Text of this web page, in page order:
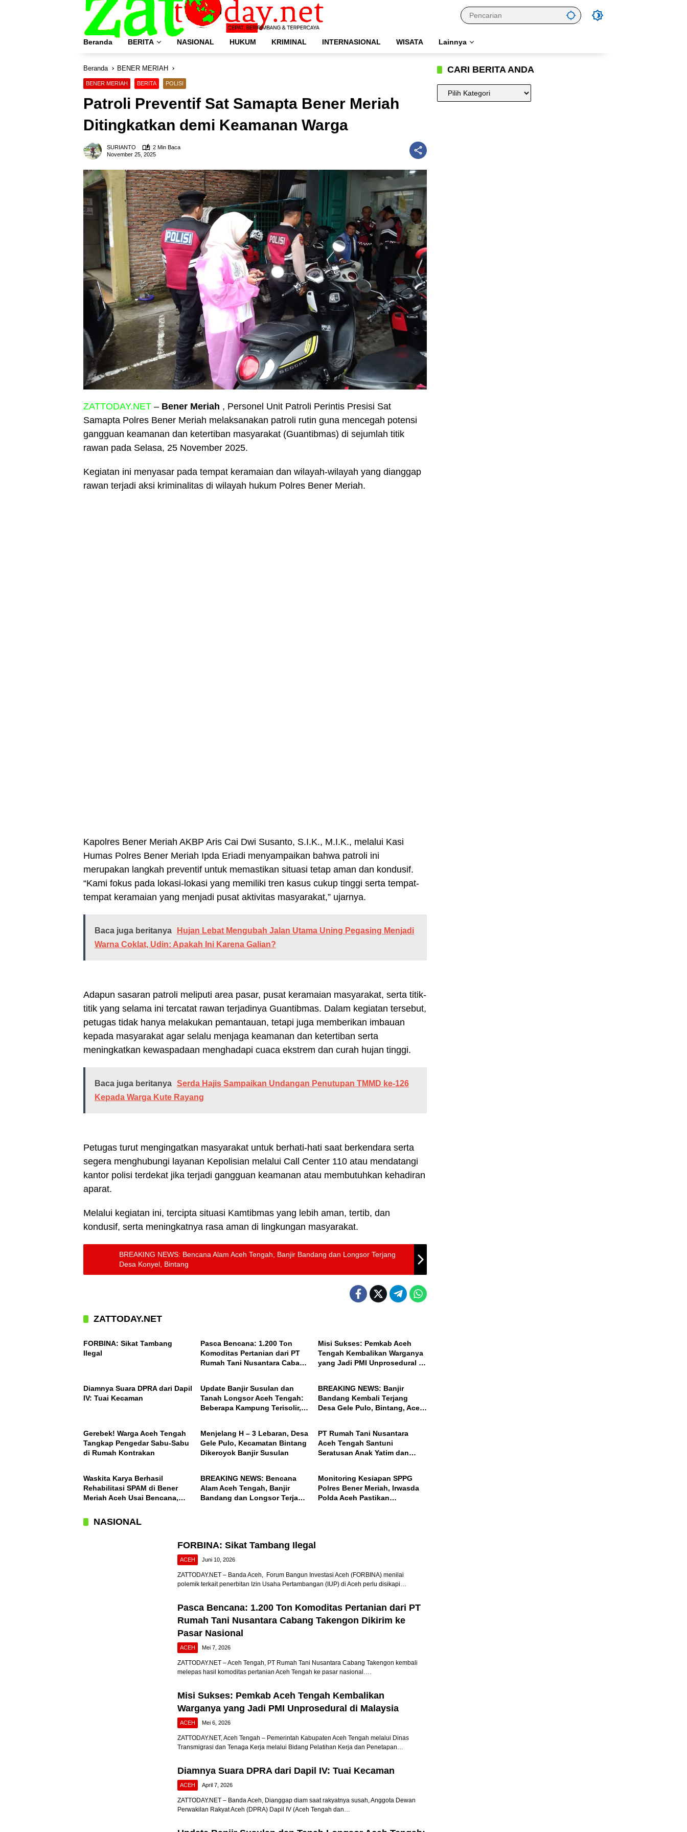
Beranda
BERITA NASIONAL HUKUM KRIMINAL INTERNASIONAL WISATA Lainnya
Beranda BENER MERIAH
BENER MERIAH BERITA POLISI
Patroli Preventif Sat Samapta Bener Meriah
Ditingkatkan demi Keamanan Warga
SURIANTO
2 Min Baca
November 25, 2025
ZATTODAY.NET – Bener Meriah , Personel Unit Patroli Perintis Presisi Sat
Samapta Polres Bener Meriah melaksanakan patroli rutin guna mencegah potensi
gangguan keamanan dan ketertiban masyarakat (Guantibmas) di sejumlah titik
rawan pada Selasa, 25 November 2025.
Kegiatan ini menyasar pada tempat keramaian dan wilayah-wilayah yang dianggap
rawan terjadi aksi kriminalitas di wilayah hukum Polres Bener Meriah.
Kapolres Bener Meriah AKBP Aris Cai Dwi Susanto, S.I.K., M.I.K., melalui Kasi
Humas Polres Bener Meriah Ipda Eriadi menyampaikan bahwa patroli ini
merupakan langkah preventif untuk memastikan situasi tetap aman dan kondusif.
“Kami fokus pada lokasi-lokasi yang memiliki tren kasus cukup tinggi serta tempat-
tempat keramaian yang menjadi pusat aktivitas masyarakat,” ujarnya.
Baca juga beritanya
Hujan Lebat Mengubah Jalan Utama Uning Pegasing Menjadi
Warna Coklat, Udin: Apakah Ini Karena Galian?
Adapun sasaran patroli meliputi area pasar, pusat keramaian masyarakat, serta titik-
titik yang selama ini tercatat rawan terjadinya Guantibmas. Dalam kegiatan tersebut,
petugas tidak hanya melakukan pemantauan, tetapi juga memberikan imbauan
kepada masyarakat agar selalu menjaga keamanan dan ketertiban serta
meningkatkan kewaspadaan menghadapi cuaca ekstrem dan curah hujan tinggi.
Baca juga beritanya Serda Hajis Sampaikan Undangan Penutupan TMMD ke-126
Kepada Warga Kute Rayang
Petugas turut mengingatkan masyarakat untuk berhati-hati saat berkendara serta
segera menghubungi layanan Kepolisian melalui Call Center 110 atau mendatangi
kantor polisi terdekat jika terjadi gangguan keamanan atau membutuhkan kehadiran
aparat.
Melalui kegiatan ini, tercipta situasi Kamtibmas yang lebih aman, tertib, dan
kondusif, serta meningkatnya rasa aman di lingkungan masyarakat.
BREAKING NEWS: Bencana Alam Aceh Tengah, Banjir Bandang dan Longsor Terjang
Desa Konyel, Bintang
ZATTODAY.NET
ACEH
FORBINA: Sikat Tambang
Ilegal
Pasca Bencana: 1.200 Ton
Komoditas Pertanian dari PT
Rumah Tani Nusantara Cabang
Misi Sukses: Pemkab Aceh
Tengah Kembalikan Warganya
yang Jadi PMI Unprosedural di
Diamnya Suara DPRA dari Dapil
IV: Tuai Kecaman
Update Banjir Susulan dan
Tanah Longsor Aceh Tengah:
Beberapa Kampung Terisolir,
ACEH
BREAKING NEWS: Banjir
Bandang Kembali Terjang
Desa Gele Pulo, Bintang, Aceh
Gerebek! Warga Aceh Tengah
Tangkap Pengedar Sabu-Sabu
di Rumah Kontrakan
Menjelang H – 3 Lebaran, Desa
Gele Pulo, Kecamatan Bintang
Dikeroyok Banjir Susulan
PT Rumah Tani Nusantara
Aceh Tengah Santuni
Seratusan Anak Yatim dan
Waskita Karya Berhasil
Rehabilitasi SPAM di Bener
Meriah Aceh Usai Bencana,
Air Bagi 3.000 KK
ACEH
BREAKING NEWS: Bencana
Alam Aceh Tengah, Banjir
Bandang dan Longsor Terjang
Monitoring Kesiapan SPPG
Polres Bener Meriah, Irwasda
Polda Aceh Pastikan
NASIONAL
FORBINA: Sikat Tambang Ilegal
ACEH Juni 10, 2026
ZATTODAY.NET – Banda Aceh, Forum Bangun Investasi Aceh (FORBINA) menilai
polemik terkait penerbitan Izin Usaha Pertambangan (IUP) di Aceh perlu disikapi…
Pasca Bencana: 1.200 Ton Komoditas Pertanian dari PT
Rumah Tani Nusantara Cabang Takengon Dikirim ke
Pasar Nasional
ACEH Mei 7, 2026
ZATTODAY.NET – Aceh Tengah, PT Rumah Tani Nusantara Cabang Takengon kembali
melepas hasil komoditas pertanian Aceh Tengah ke pasar nasional….
Misi Sukses: Pemkab Aceh Tengah Kembalikan
Warganya yang Jadi PMI Unprosedural di Malaysia
ACEH Mei 6, 2026
ZATTODAY.NET, Aceh Tengah – Pemerintah Kabupaten Aceh Tengah melalui Dinas
Transmigrasi dan Tenaga Kerja melalui Bidang Pelatihan Kerja dan Penetapan…
Diamnya Suara DPRA dari Dapil IV: Tuai Kecaman
ACEH April 7, 2026
ZATTODAY.NET – Banda Aceh, Dianggap diam saat rakyatnya susah, Anggota Dewan
Perwakilan Rakyat Aceh (DPRA) Dapil IV (Aceh Tengah dan…
CARI BERITA ANDA
CARI
BERITA